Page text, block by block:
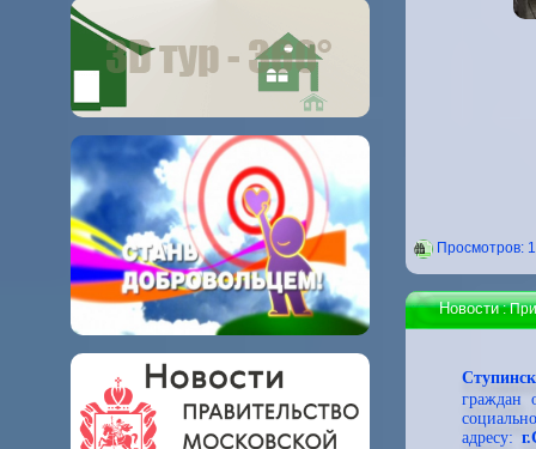
Проcмотров:
Новости:
адресу: